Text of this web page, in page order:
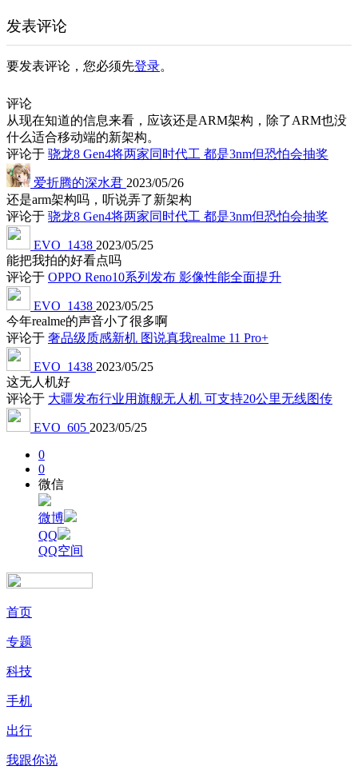
发表评论
要发表评论，您必须先登录。
评论
从现在知道的信息来看，应该还是ARM架构，除了ARM也没
什么适合移动端的新架构。
评论于 骁龙8 Gen4将两家同时代工 都是3nm但恐怕会抽奖
爱折腾的深水君 2023/05/26
还是arm架构吗，听说弄了新架构
评论于 骁龙8 Gen4将两家同时代工 都是3nm但恐怕会抽奖
EVO_1438 2023/05/25
能把我拍的好看点吗
评论于 OPPO Reno10系列发布 影像性能全面提升
EVO_1438 2023/05/25
今年realme的声音小了很多啊
评论于 奢品级质感新机 图说真我realme 11 Pro+
EVO_1438 2023/05/25
这无人机好
评论于 大疆发布行业用旗舰无人机 可支持20公里无线图传
EVO_605 2023/05/25
0
0
微信
微博
QQ
QQ空间
首页
专题
科技
手机
出行
我跟你说